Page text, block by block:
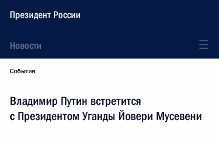
Президент России
Новости
События
Владимир Путин встретится
с Президентом Уганды Йовери Мусевени